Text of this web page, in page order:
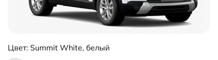
Цвет: Summit White, белый